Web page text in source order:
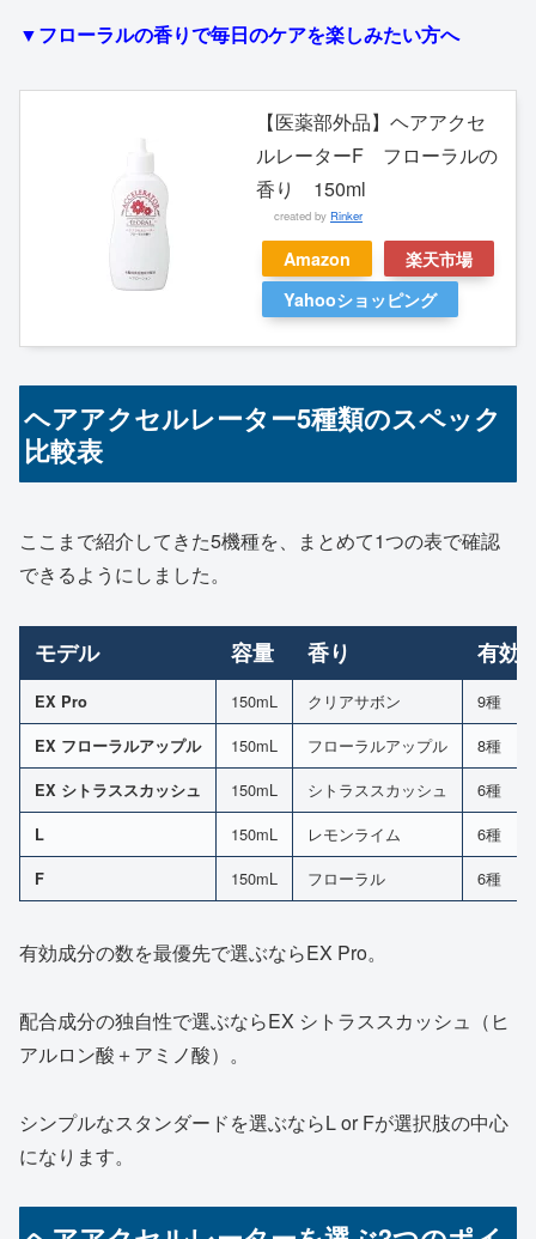
▼フローラルの香りで毎日のケアを楽しみたい方へ
【医薬部外品】ヘアアクセ
ルレーターF フローラルの
香り 150ml
created by Rinker
Amazon
楽天市場
Yahooショッピング
ヘアアクセルレーター5種類のスペック
比較表
ここまで紹介してきた5機種を、まとめて1つの表で確認
できるようにしました。
モデル 容量 香り 有効
EX Pro 150mL クリアサボン 9種
EX フローラルアップル 150mL フローラルアップル 8種
EX シトラススカッシュ 150mL シトラススカッシュ 6種
L 150mL レモンライム 6種
F 150mL フローラル 6種
有効成分の数を最優先で選ぶならEX Pro。
配合成分の独自性で選ぶならEX シトラススカッシュ（ヒ
アルロン酸＋アミノ酸）。
シンプルなスタンダードを選ぶならL or Fが選択肢の中心
になります。